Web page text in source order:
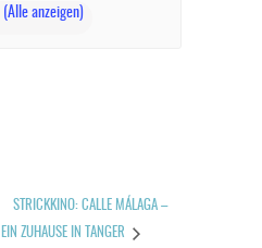
STRICKKINO: CALLE MÁLAGA –
EIN ZUHAUSE IN TANGER